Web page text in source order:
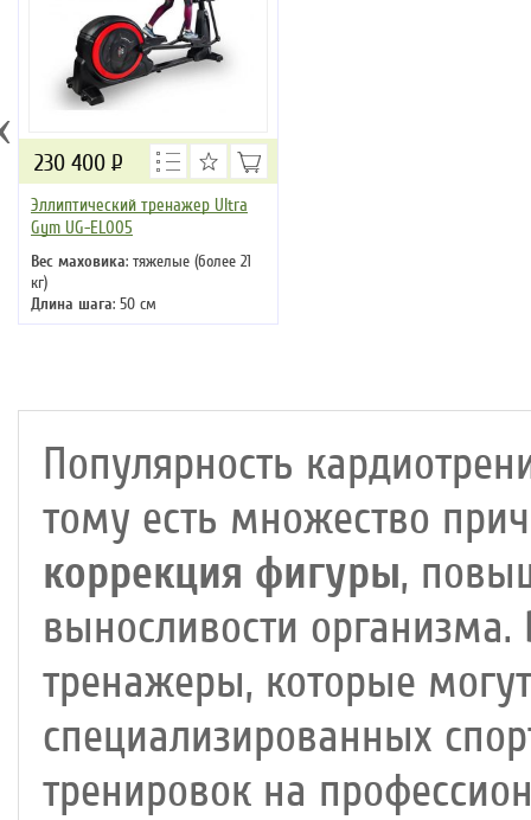
Эллиптический тренажер Ultra
Gym UG-EL005
Вес маховика: тяжелые (более 21
кг)
Длина шага: 50 см
Кол-во программ: 22
230 400 Р
Популярность
тому есть множество
коррекция фигуры,
выносливости
тренажеры, которые
специализированных
тренировок на